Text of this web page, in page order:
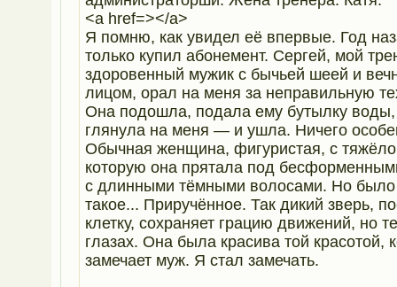
<a href=></a>
Я помню, как увидел её впервые. Год
только купил абонемент. Сергей, мой
здоровенный мужик с бычьей шеей и
лицом, орал на меня за неправильную
Она подошла, подала ему бутылку
глянула на меня — и ушла. Ничего
Обычная женщина, фигуристая, с
которую она прятала под
с длинными тёмными волосами. Но было
такое... Приручённое. Так дикий зверь,
клетку, сохраняет грацию движений, но
глазах. Она была красива той красотой,
замечает муж. Я стал замечать.